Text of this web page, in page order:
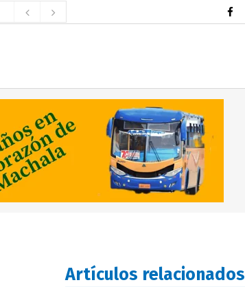
Artículos relacionados